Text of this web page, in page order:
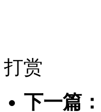
打赏
下一篇：